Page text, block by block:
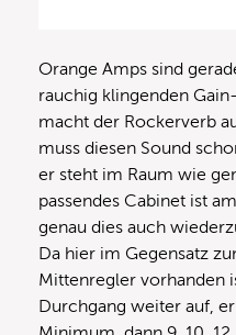
Orange Amps sind
rauchig klingenden
macht der Rockerverb
muss diesen Sound
er steht im Raum wie
passendes Cabinet ist
genau dies auch
Da hier im Gegensatz
Mittenregler vorhanden
Durchgang weiter auf,